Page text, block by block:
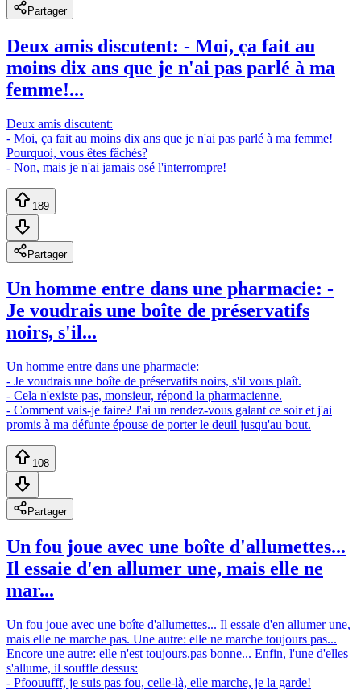
Partager
Deux amis discutent: - Moi, ça fait au
moins dix ans que je n'ai pas parlé à ma
femme!...
Deux amis discutent:
- Moi, ça fait au moins dix ans que je n'ai pas parlé à ma femme!
Pourquoi, vous êtes fâchés?
- Non, mais je n'ai jamais osé l'interrompre!
189
Partager
Un homme entre dans une pharmacie: -
Je voudrais une boîte de préservatifs
noirs, s'il...
Un homme entre dans une pharmacie:
- Je voudrais une boîte de préservatifs noirs, s'il vous plaît.
- Cela n'existe pas, monsieur, répond la pharmacienne.
- Comment vais-je faire? J'ai un rendez-vous galant ce soir et j'ai
promis à ma défunte épouse de porter le deuil jusqu'au bout.
108
Partager
Un fou joue avec une boîte d'allumettes...
Il essaie d'en allumer une, mais elle ne
mar...
Un fou joue avec une boîte d'allumettes... Il essaie d'en allumer une,
mais elle ne marche pas. Une autre: elle ne marche toujours pas...
Encore une autre: elle n'est toujours.pas bonne... Enfin, l'une d'elles
s'allume, il souffle dessus:
- Pfoouufff, je suis pas fou, celle-là, elle marche, je la garde!